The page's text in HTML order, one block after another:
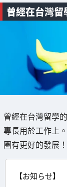
曾經在台灣
曾經在台灣留學
專長用於工作上
圈有更好的發展！
【お知らせ】